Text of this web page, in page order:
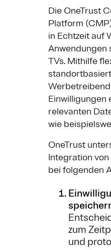
Die OneTrust
Platform
in Echtzeit auf
Anwendungen
TVs. Mithilfe
Einwilligungen
relevanten
wie
OneTrust
Integration
bei folgenden
zum
und